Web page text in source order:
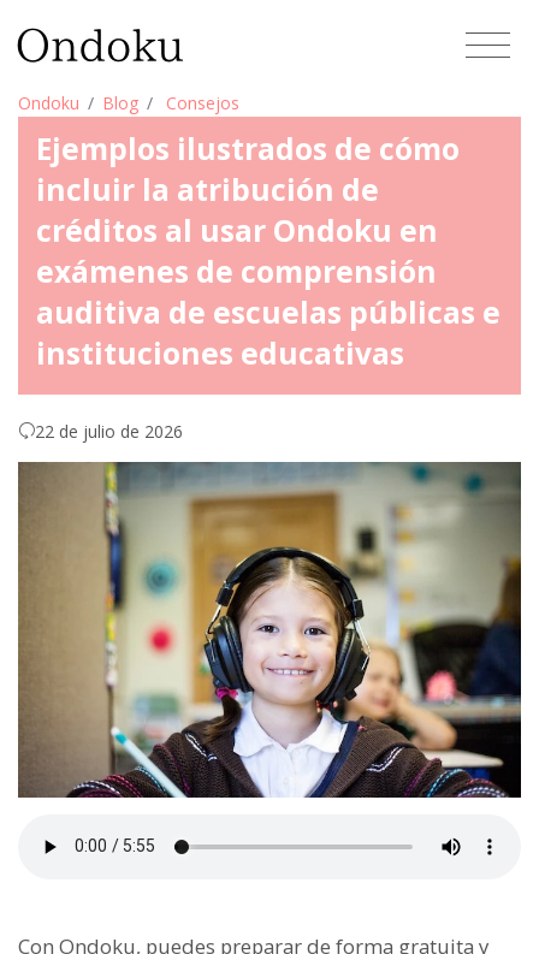
Ondoku Blog Consejos
Ejemplos ilustrados de cómo
incluir la atribución de
créditos al usar Ondoku en
exámenes de comprensión
auditiva de escuelas públicas e
instituciones educativas
22 de julio de 2026
Con Ondoku, puedes preparar de forma gratuita y